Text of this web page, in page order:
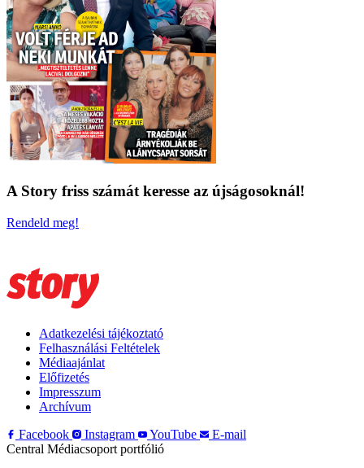
A Story friss számát keresse az újságosoknál!
Rendeld meg!
Adatkezelési tájékoztató
Felhasználási Feltételek
Médiaajánlat
Előfizetés
Impresszum
Archívum
Facebook
Instagram YouTube
E-mail
Central Médiacsoport portfólió